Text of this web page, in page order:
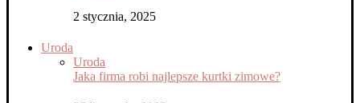
2 stycznia, 2025
Uroda
Uroda
Jaka firma robi najlepsze kurtki zimowe?